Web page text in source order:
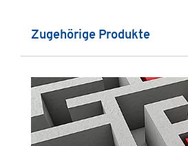
Produktgalerie überspringen
Zugehörige Produkte